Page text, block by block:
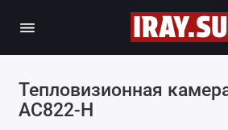
Тепловизионная
AC822-H